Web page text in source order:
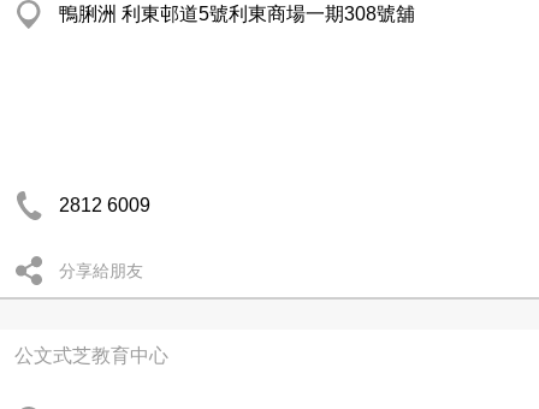
鴨脷洲 利東邨道5號利東商場一期308號舖
2812 6009
分享給朋友
公文式芝教育中心